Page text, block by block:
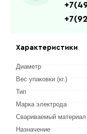
Характеристики
Диаметр
Вес упаковки (кг.)
Тип
Марка электрода
Свариваемый материал
Назначение